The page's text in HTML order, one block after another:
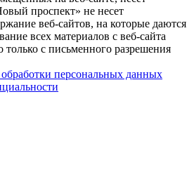
проспект» не несет
веб-сайтов, на которые даются
всех материалов с веб-сайта
с письменного разрешения
персональных данных